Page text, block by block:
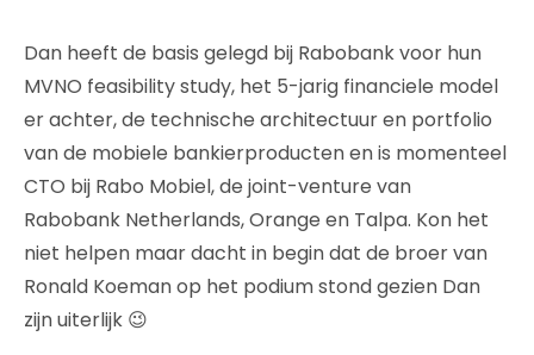
Dan heeft de basis gelegd bij Rabobank voor hun
MVNO feasibility study, het 5-jarig financiele model
er achter, de technische architectuur en portfolio
van de mobiele bankierproducten en is momenteel
CTO bij Rabo Mobiel, de joint-venture van
Rabobank Netherlands, Orange en Talpa. Kon het
niet helpen maar dacht in begin dat de broer van
Ronald Koeman op het podium stond gezien Dan
zijn uiterlijk 😉